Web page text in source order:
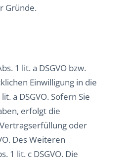
Gründe.
1 lit. a DSGVO bzw.
Einwilligung in die
a DSGVO. Sofern Sie
erfolgt die
oder
Des Weiteren
1 lit. c DSGVO. Die